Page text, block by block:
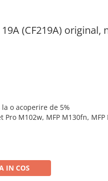
(CF219A) original,
o acoperire de 5%
Pro M102w, MFP M130fn,
IN COS